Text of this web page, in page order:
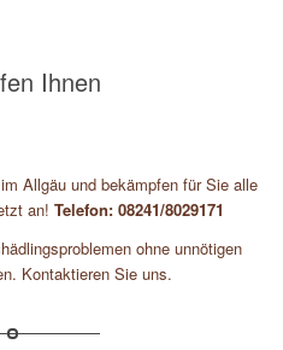
Ihnen
Allgäu und bekämpfen für Sie alle
an! Telefon: 08241/8029171
ohne unnötigen
Kontaktieren Sie uns.